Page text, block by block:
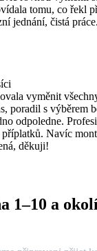
tomu, co řekl
jednání, čistá
vyměnit
poradil s výběrem
odpoledne.
Navíc
děkuji!
1–10 a